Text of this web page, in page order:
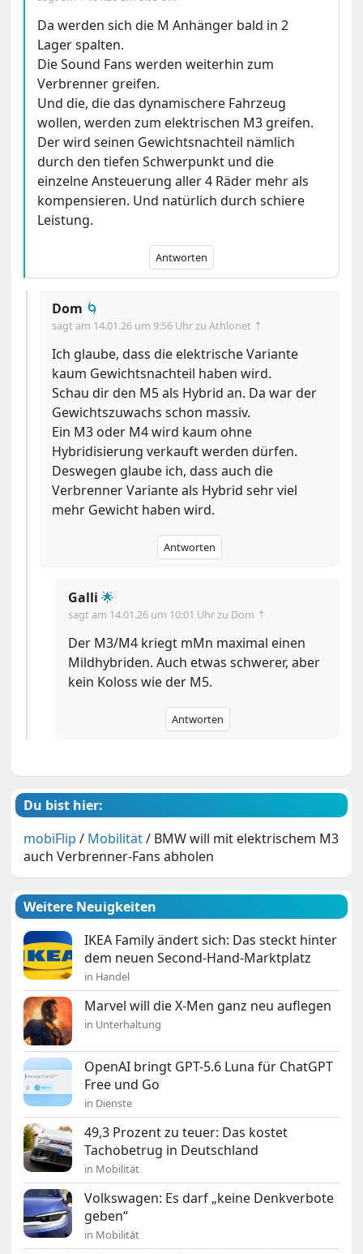
Da werden sich die M Anhänger bald in 2
Lager spalten.
Die Sound Fans werden weiterhin zum
Verbrenner greifen.
Und die, die das dynamischere Fahrzeug
wollen, werden zum elektrischen M3 greifen.
Der wird seinen Gewichtsnachteil nämlich
durch den tiefen Schwerpunkt und die
einzelne Ansteuerung aller 4 Räder mehr als
kompensieren. Und natürlich durch schiere
Leistung.
Antworten
Dom 🌀
sagt am 14.01.26 um 9:56 Uhrzu Athlonet ⇡
Ich glaube, dass die elektrische Variante
kaum Gewichtsnachteil haben wird.
Schau dir den M5 als Hybrid an. Da war der
Gewichtszuwachs schon massiv.
Ein M3 oder M4 wird kaum ohne
Hybridisierung verkauft werden dürfen.
Deswegen glaube ich, dass auch die
Verbrenner Variante als Hybrid sehr viel
mehr Gewicht haben wird.
Antworten
Galli 🌟
sagt am 14.01.26 um 10:01 Uhrzu Dom ⇡
Der M3/M4 kriegt mMn maximal einen
Mildhybriden. Auch etwas schwerer, aber
kein Koloss wie der M5.
Antworten
Du bist hier:
mobiFlip / Mobilität/ BMW will mit elektrischem M3
auch Verbrenner-Fans abholen
Weitere Neuigkeiten
IKEA Family ändert sich: Das steckt hinter
dem neuen Second-Hand-Marktplatz
in Handel
Marvel will die X-Men ganz neu auflegen
in Unterhaltung
OpenAI bringt GPT-5.6 Luna für ChatGPT
Free und Go
in Dienste
49,3 Prozent zu teuer: Das kostet
Tachobetrug in Deutschland
in Mobilität
Volkswagen: Es darf „keine Denkverbote
geben“
in Mobilität